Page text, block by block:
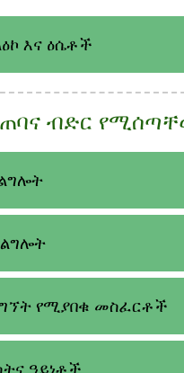
እና ዕሴቶች
ብድር
የሚያበቁ መስፈርቶች